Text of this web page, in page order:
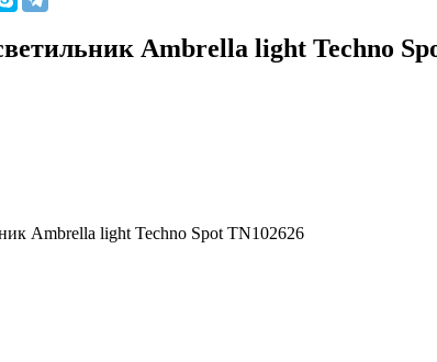
Ambrella light Techno
Ambrella light Techno Spot TN102626